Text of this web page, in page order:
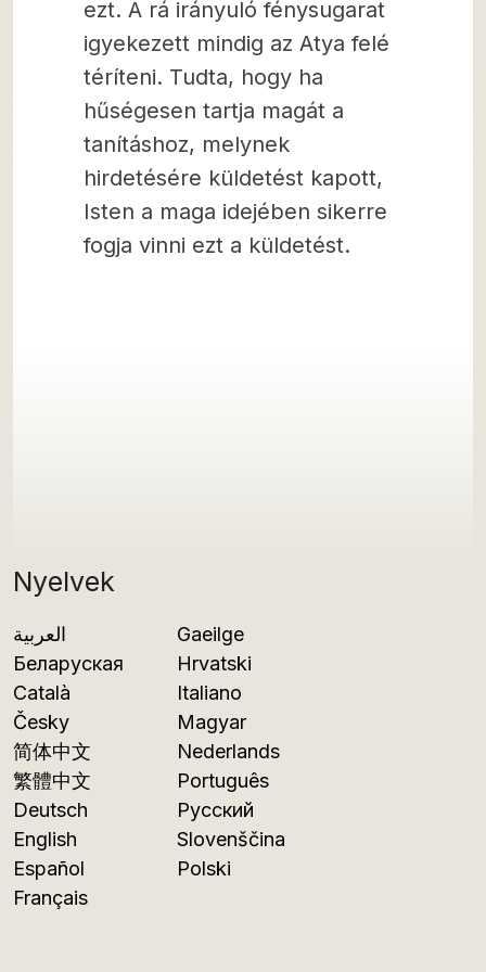
Nyelvek
العربية
Беларуская
Català
Česky
简体中文
繁體中文
Deutsch
English
Español
Français
Gaeilge
Hrvatski
Italiano
Magyar
Nederlands
Português
Русский
Slovenščina
Polski
ezt. A rá irányuló fénysugarat
igyekezett mindig az Atya felé
téríteni. Tudta, hogy ha
hűségesen tartja magát a
tanításhoz, melynek
hirdetésére küldetést kapott,
Isten a maga idejében sikerre
fogja vinni ezt a küldetést.